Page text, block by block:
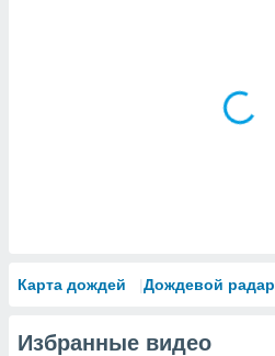
Карта дождей Дождевой радар
Избранные видео